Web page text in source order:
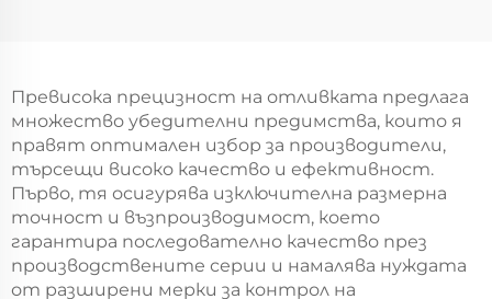
Превисока прецизност на отливката предлага
множество убедителни предимства, които я
правят оптимален избор за производители,
търсещи високо качество и ефективност.
Първо, тя осигурява изключителна размерна
точност и възпроизводимост, което
гарантира последователно качество през
производствените серии и намалява нуждата
от разширени мерки за контрол на